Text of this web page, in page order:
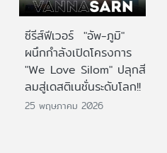
ซีรีส์ฟีเวอร์ "อัพ-ภูมิ"
ผนึกกำลังเปิดโครงการ
"We Love Silom" ปลุกสี
ลมสู่เดสติเนชั่นระดับโลก!!
25 พฤษภาคม 2026